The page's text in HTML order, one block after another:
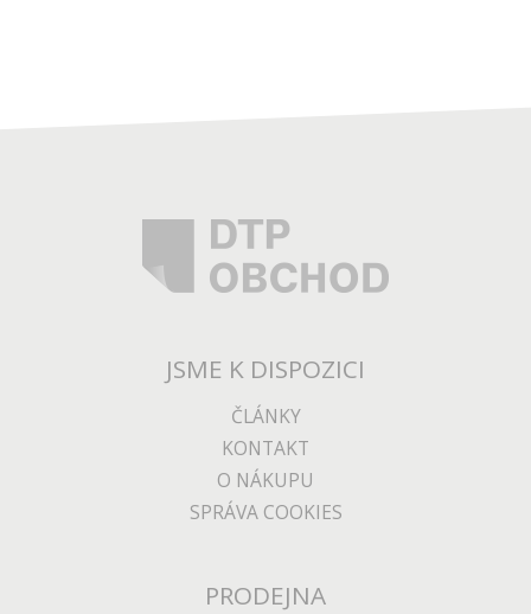
JSME K DISPOZICI
ČLÁNKY
KONTAKT
O NÁKUPU
SPRÁVA COOKIES
PRODEJNA